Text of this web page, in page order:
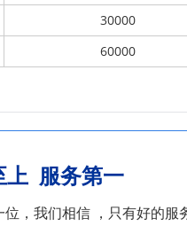
30000
60000
上 服务第一
，我们相信 ，只有好的服